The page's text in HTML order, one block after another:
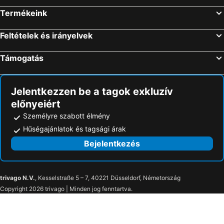
Szállás Vlaardingen
Szállás Helmond
Szállás Deventer
Szállás Badhoevedorp
Szállás Roosendaal
Szállás Oosterhout
Termékeink
Feltételek és irányelvek
Támogatás
Jelentkezzen be a tagok exkluzív
előnyeiért
Személyre szabott élmény
Hűségajánlatok és tagsági árak
Bejelentkezés
trivago N.V., Kesselstraße 5 – 7, 40221 Düsseldorf, Németország
Copyright 2026 trivago | Minden jog fenntartva.